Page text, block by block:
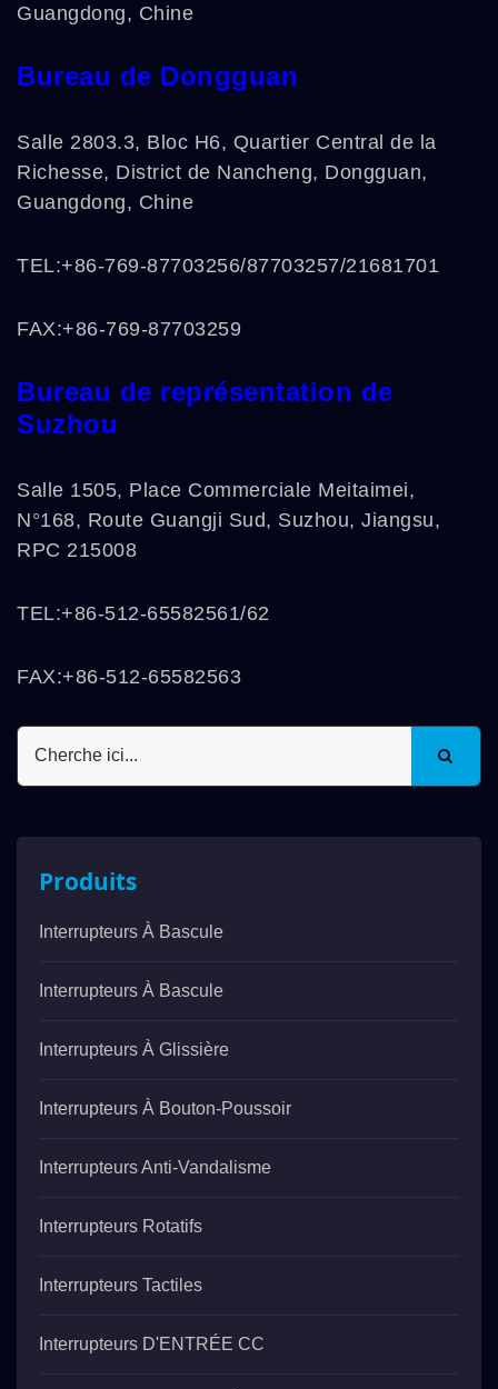
Guangdong, Chine
Bureau de Dongguan
Salle 2803.3, Bloc H6, Quartier Central de la
Richesse, District de Nancheng, Dongguan,
Guangdong, Chine
TEL:+86-769-87703256/87703257/21681701
FAX:+86-769-87703259
Bureau de représentation de
Suzhou
Salle 1505, Place Commerciale Meitaimei,
N°168, Route Guangji Sud, Suzhou, Jiangsu,
RPC 215008
TEL:+86-512-65582561/62
FAX:+86-512-65582563
Produits
Interrupteurs À Bascule
Interrupteurs À Bascule
Interrupteurs À Glissière
Interrupteurs À Bouton-Poussoir
Interrupteurs Anti-Vandalisme
Interrupteurs Rotatifs
Interrupteurs Tactiles
Interrupteurs D'ENTRÉE CC